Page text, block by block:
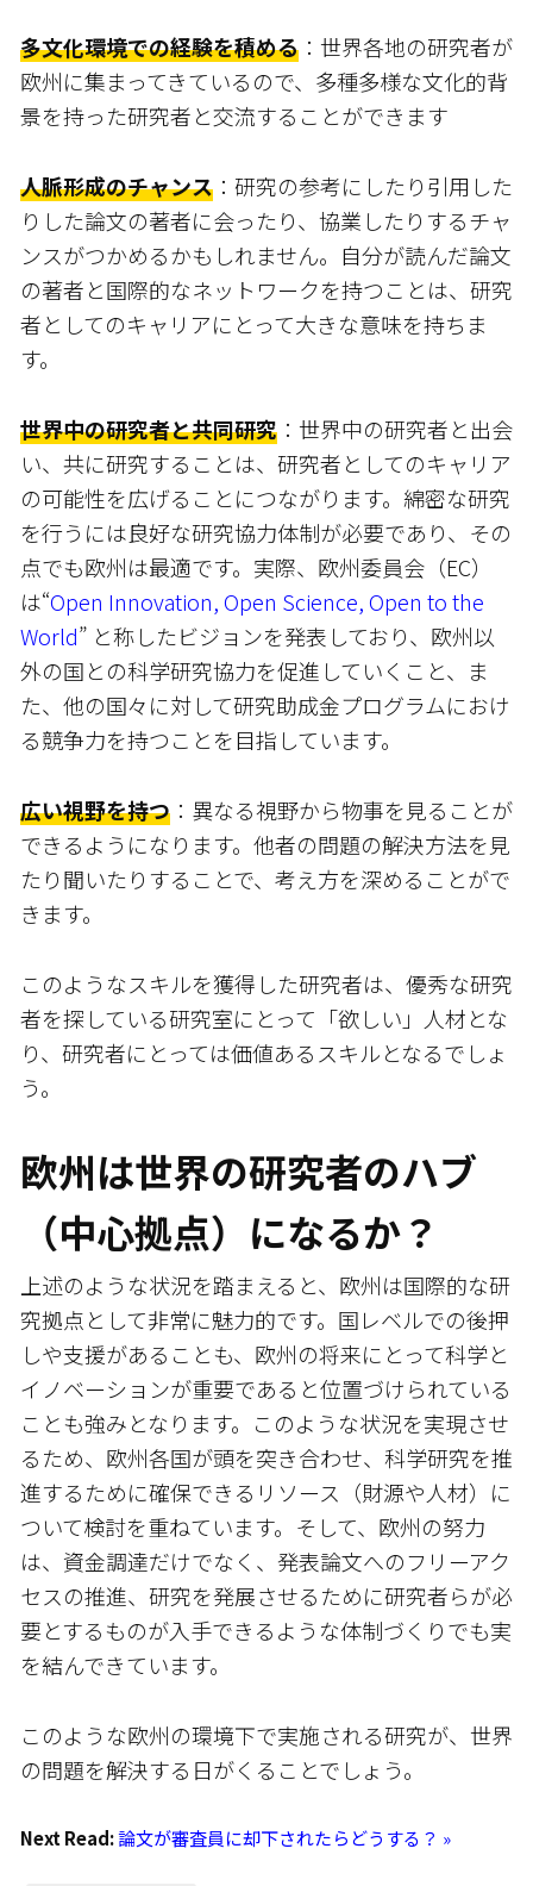
多文化環境での経験を積める ：世界各地の研究者が
欧州に集まってきているので、多種多様な文化的背
景を持った研究者と交流することができます
人脈形成のチャンス ：研究の参考にしたり引用した
りした論文の著者に会ったり、協業したりするチャ
ンスがつかめるかもしれません。自分が読んだ論文
の著者と国際的なネットワークを持つことは、研究
者としてのキャリアにとって大きな意味を持ちま
す。
世界中の研究者と共同研究 ：世界中の研究者と出会
い、共に研究することは、研究者としてのキャリア
の可能性を広げることにつながります。綿密な研究
を行うには良好な研究協力体制が必要であり、その
点でも欧州は最適です。実際、欧州委員会（EC）
は“Open Innovation, Open Science, Open to the
World” と称したビジョンを発表しており、欧州以
外の国との科学研究協力を促進していくこと、ま
た、他の国々に対して研究助成金プログラムにおけ
る競争力を持つことを目指しています。
広い視野を持つ ：異なる視野から物事を見ることが
できるようになります。他者の問題の解決方法を見
たり聞いたりすることで、考え方を深めることがで
きます。
このようなスキルを獲得した研究者は、優秀な研究
者を探している研究室にとって「欲しい」人材とな
り、研究者にとっては価値あるスキルとなるでしょ
う。
欧州は世界の研究者のハブ
（中心拠点）になるか？
上述のような状況を踏まえると、欧州は国際的な研
究拠点として非常に魅力的です。国レベルでの後押
しや支援があることも、欧州の将来にとって科学と
イノベーションが重要であると位置づけられている
ことも強みとなります。このような状況を実現させ
るため、欧州各国が頭を突き合わせ、科学研究を推
進するために確保できるリソース（財源や人材）に
ついて検討を重ねています。そして、欧州の努力
は、資金調達だけでなく、発表論文へのフリーアク
セスの推進、研究を発展させるために研究者らが必
要とするものが入手できるような体制づくりでも実
を結んできています。
このような欧州の環境下で実施される研究が、世界
の問題を解決する日がくることでしょう。
Next Read:論文が審査員に却下されたらどうする？ »